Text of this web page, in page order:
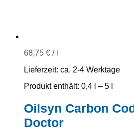
68,75 € /
Lieferzeit: ca. 2-4 Werktage
Produkt enthält: 0,4
– 5
Oilsyn Carbon
Doctor